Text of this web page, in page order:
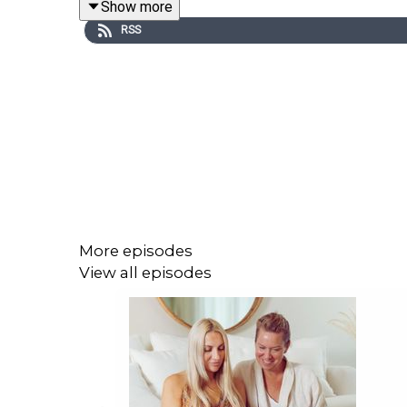
Tagga oss gärna på insta i stories när du
Följ oss här:
✦ Hemsida & medlemskap:https://
✦ Följ oss på Instagram: https://
Show more
RSS
More episodes
View all episodes